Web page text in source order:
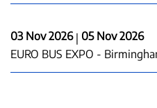
03 Nov 2026| 05 Nov 2026
EURO BUS EXPO -